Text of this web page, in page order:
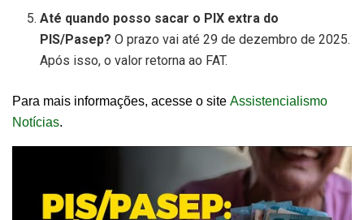
Até quando posso sacar o PIX extra do
PIS/Pasep?O prazo vai até 29 de dezembro de 2025.
Após isso, o valor retorna ao FAT.
Para mais informações, acesse o site Assistencialismo
Notícias.